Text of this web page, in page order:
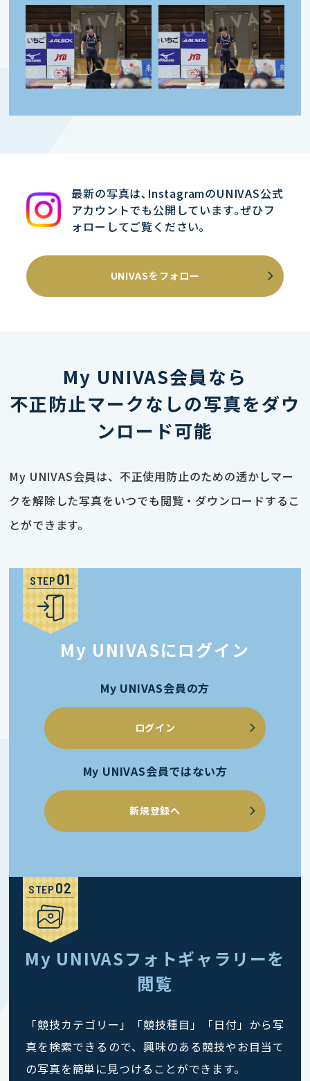
最新の写真は､InstagramのUNIVAS公式
アカウントでも公開しています｡ぜひフ
ォローしてご覧ください｡
UNIVASをフォロー
My UNIVAS会員なら
不正防止マークなしの写真をダウ
ンロード可能
My UNIVAS会員は、不正使用防止のための透かしマー
クを解除した写真をいつでも閲覧・ダウンロードするこ
とができます。
STEP
My UNIVASにログイン
My UNIVAS会員の方
ログイン
My UNIVAS会員ではない方
新規登録へ
STEP
My UNIVASフォトギャラリーを
閲覧
「競技カテゴリー」「競技種目」「日付」から写
真を検索できるので、興味のある競技やお目当て
の写真を簡単に見つけることができます。